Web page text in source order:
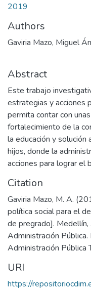
2019
Authors
Gaviria Mazo, Miguel
Abstract
Este trabajo
estrategias y acciones
permita contar con
fortalecimiento de la
la educación y
hijos, donde la
acciones para lograr el
Citation
Gaviria Mazo, M. A.
política social para el
de pregrado].
Administración
Administración Pública
URI
https://